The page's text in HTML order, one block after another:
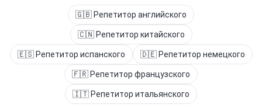
🇬🇧 Репетитор английского
🇨🇳Репетитор китайского
🇪🇸Репетитор испанского 🇩🇪Репетитор немецкого
🇫🇷 Репетитор французского
🇮🇹 Репетитор итальянского